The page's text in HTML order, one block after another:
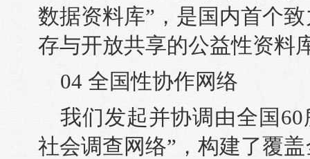
数据资料库”，是国内首个
存与开放共享的公益性资料
04 全国性协作网络
我们发起并协调由全国
社会调查网络”，构建了覆